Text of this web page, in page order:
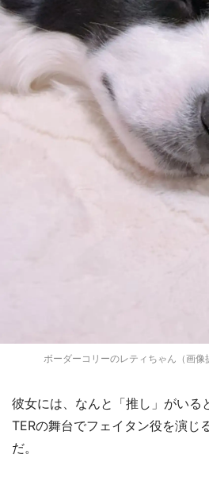
ボーダーコリーのレティちゃん（画像
彼女には、なんと「推し」がいる
TERの舞台でフェイタン役を演じ
だ。